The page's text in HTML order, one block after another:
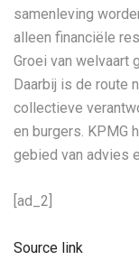
samenleving
alleen financiële
Groei van welvaart
Daarbij is de route
collectieve
en burgers. KPMG
gebied van advies
[ad_2]
Source link